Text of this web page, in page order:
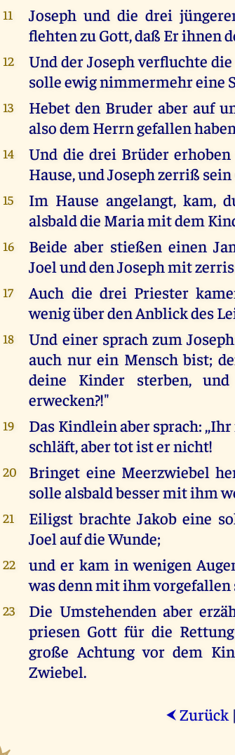
11
Joseph und die drei
flehten zu Gott, daß Er ihnen
12
Und der Joseph verfluchte
solle ewig nimmermehr eine
13
Hebet den Bruder aber auf
also dem Herrn gefallen
14
Und die drei Brüder
Hause, und Joseph zerriß
15
Im Hause angelangt, kam,
alsbald die Maria mit dem
16
Beide aber stießen einen
Joel und den Joseph mit
17
Auch die drei Priester
wenig über den Anblick des
18
Und einer sprach zum
auch nur ein Mensch bist;
deine Kinder sterben,
erwecken?!"
19
Das Kindlein aber sprach:
schläft, aber tot ist er nicht!
20
Bringet eine Meerzwiebel
solle alsbald besser mit ihm
21
Eiligst brachte Jakob eine
Joel auf die Wunde;
22
und er kam in wenigen
was denn mit ihm vorgefallen
23
Die Umstehenden aber
priesen Gott für die
große Achtung vor dem
Zwiebel.
⮜ Zurück |